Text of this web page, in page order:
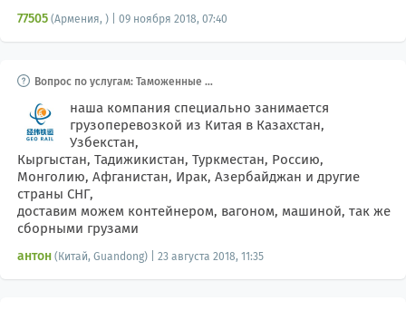
77505 (Армения, ) | 09 ноября 2018, 07:40
Вопрос по услугам: Таможенные и
енные
наша компания специально занимается
грузоперевозкой из Китая в Казахстан,
Узбекстан,
Кыргыстан, Тадижикистан, Туркместан, Россию,
Монголию, Афганистан, Ирак, Азербайджан и другие
страны СНГ,
доставим можем контейнером, вагоном, машиной, так же
сборными грузами
антон (Китай, Guandong) | 23 августа 2018, 11:35